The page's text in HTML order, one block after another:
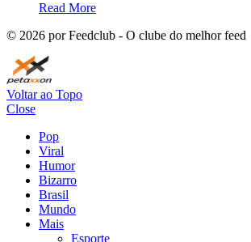
Read More
© 2026 por Feedclub - O clube do melhor feed
Voltar ao Topo
Close
Pop
Viral
Humor
Bizarro
Brasil
Mundo
Mais
Esporte